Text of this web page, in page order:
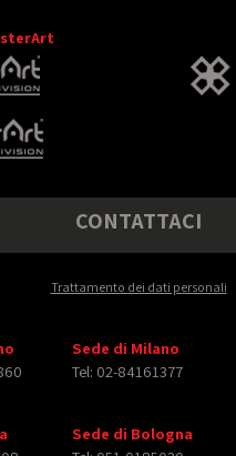
CONTATTACI
Trattamento dei dati personali
Sede di Milano
Tel: 02-84161377
Sede di Bologna